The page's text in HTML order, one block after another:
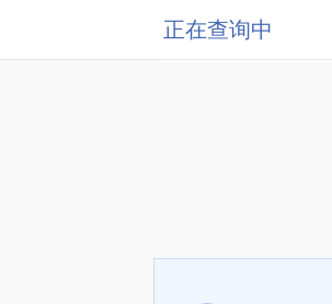
正在查询中